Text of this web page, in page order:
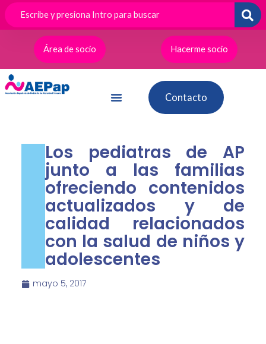
contenido
Área de socio
Hacerme socio
Contacto
Los pediatras de AP
junto a las familias
ofreciendo contenidos
actualizados y de
calidad relacionados
con la salud de niños y
adolescentes
mayo 5, 2017